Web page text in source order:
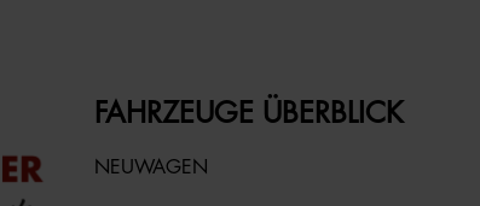
FAHRZEUGE ÜBERBLICK
NEUWAGEN